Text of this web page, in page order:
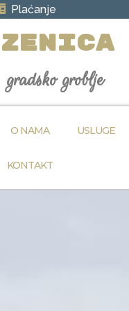
Plaćanje
ZENICA
gradsko groblje
O NAMA USLUGE
KONTAKT